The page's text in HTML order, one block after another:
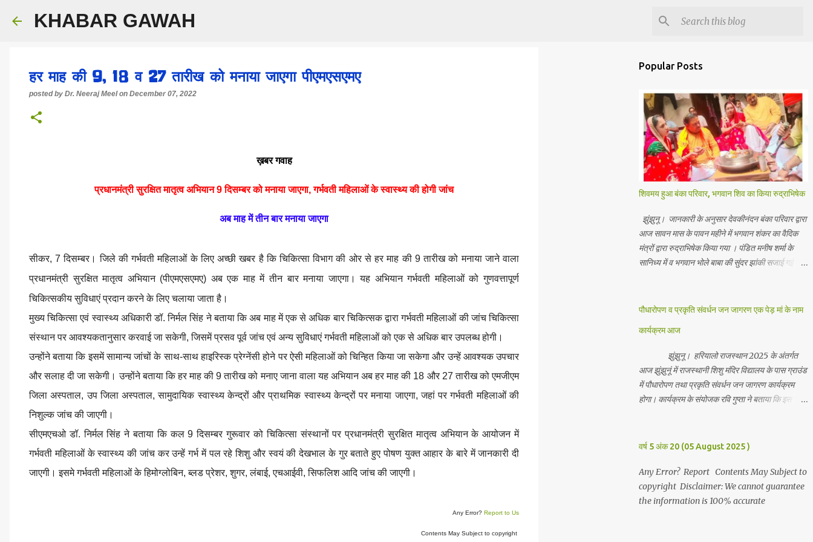
KHABAR GAWAH
हर माह की 9, 18 व 27 तारीख को मनाया जाएगा पीएमएसएमए
posted by Dr. Neeraj Meel on December 07, 2022
ख़बर गवाह
प्रधानमंत्री सुरक्षित मातृत्व अभियान 9 दिसम्बर को मनाया जाएगा, गर्भवती महिलाओं के स्वास्थ्य की होगी जांच
अब माह में तीन बार मनाया जाएगा
सीकर, 7 दिसम्बर। जिले की गर्भवती महिलाओं के लिए अच्छी खबर है कि चिकित्सा विभाग की ओर से हर माह की 9 तारीख को मनाया जाने वाला
प्रधानमंत्री सुरक्षित मातृत्व अभियान (पीएमएसएमए) अब एक माह में तीन बार मनाया जाएगा। यह अभियान गर्भवती महिलाओं को गुणवत्तापूर्ण
चिकित्सकीय सुविधाएं प्रदान करने के लिए चलाया जाता है।
मुख्य चिकित्सा एवं स्वास्थ्य अधिकारी डॉ. निर्मल सिंह ने बताया कि अब माह में एक से अधिक बार चिकित्सक द्वारा गर्भवती महिलाओं की जांच चिकित्सा
संस्थान पर आवश्यकतानुसार करवाई जा सकेगी, जिसमें प्रसव पूर्व जांच एवं अन्य सुविधाएं गर्भवती महिलाओं को एक से अधिक बार उपलब्ध होगी।
उन्होंने बताया कि इसमें सामान्य जांचों के साथ-साथ हाइरिस्क प्रेग्नेंसी होने पर ऐसी महिलाओं को चिन्हित किया जा सकेगा और उन्हें आवश्यक उपचार
और सलाह दी जा सकेगी। उन्होंने बताया कि हर माह की 9 तारीख को मनाए जाना वाला यह अभियान अब हर माह की 18 और 27 तारीख को एमजीएम
जिला अस्पताल, उप जिला अस्पताल, सामुदायिक स्वास्थ्य केन्द्रों और प्राथमिक स्वास्थ्य केन्द्रों पर मनाया जाएगा, जहां पर गर्भवती महिलाओं की
निशुल्क जांच की जाएगी।
सीएमएचओ डॉ. निर्मल सिंह ने बताया कि कल 9 दिसम्बर गुरूवार को चिकित्सा संस्थानों पर प्रधानमंत्री सुरक्षित मातृत्व अभियान के आयोजन में
गर्भवती महिलाओं के स्वास्थ्य की जांच कर उन्हें गर्भ में पल रहे शिशु और स्वयं की देखभाल के गुर बताते हुए पोषण युक्त आहार के बारे में जानकारी दी
जाएगी। इसमे गर्भवती महिलाओं के हिमोग्लोबिन, ब्लड प्रेशर, शुगर, लंबाई, एचआईवी, सिफलिश आदि जांच की जाएगी।
Any Error? Report to Us
Contents May Subject to copyright
Popular Posts
शिवमय हुआ बंका परिवार, भगवान शिव का किया रुद्राभिषेक
झुंझुनू। जानकारी के अनुसार देवकीनंदन बंका परिवार द्वारा
आज सावन मास के पावन महीने में भगवान शंकर का वैदिक
मंत्रों द्वारा रुद्राभिषेक किया गया । पंडित मनीष शर्मा के
सानिध्य में व भगवान भोले बाबा की सुंदर झांकी सजाई गई।
अनुष्ठान किया गया व भगवान से सर्वजन की मंगल कामना की
चंद्रकांत, रविकांत, उज्वल, गजानंद, गणेश, सफल, शिवम्,
भाविक, लाडो, मीना, रेनू, निर्मला, दीक्षा, मनीषा आदि सभी
परिवार जन उपस्थित रहे। Contents May Subject to
copyright Disclaimer: We cannot guarantee
the information is 100% accurate
पौधारोपण व प्रकृति संवर्धन जन जागरण एक पेड़ मां के नाम
कार्यक्रम आज
झुंझुनू। हरियालो राजस्थान 2025 के अंतर्गत
आज झुंझुनूं में राजस्थानी शिशु मंदिर विद्यालय के पास ग्राउंड
में पौधारोपण तथा प्रकृति संवर्धन जन जागरण कार्यक्रम
होगा। कार्यक्रम के संयोजक रवि गुप्ता ने बताया कि इस
अतिथि के रूप में बाबा बालक नाथ विधायक अलवर, राजेंद्र
पर्यावरण अभियान के जिला संयोजक पवन मावडिया उपस्थित
रहेंगे। Contents May Subject to copyright
Disclaimer: We cannot guarantee the
वर्ष 5 अंक 20 (05 August 2025 )
Any Error? Report Contents May Subject to
copyright Disclaimer: We cannot guarantee
the information is 100% accurate